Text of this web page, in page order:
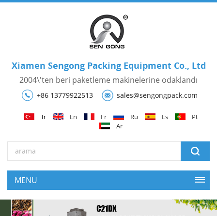
Xiamen Sengong Packing Equipment Co., Ltd
2004\'ten beri paketleme makinelerine odaklandı
+86 13779922513 sales@sengongpack.com
Tr En Fr Ru Es
Pt
Ar